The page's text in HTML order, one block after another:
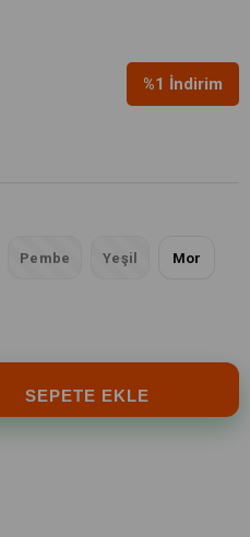
%1 İndirim
Pembe Yeşil Mor